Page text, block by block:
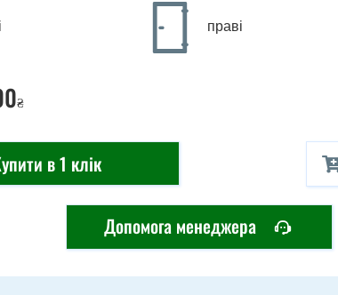
праві
₴
в 1 клік
Допомога менеджера